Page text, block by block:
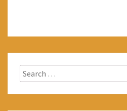
Search
for: